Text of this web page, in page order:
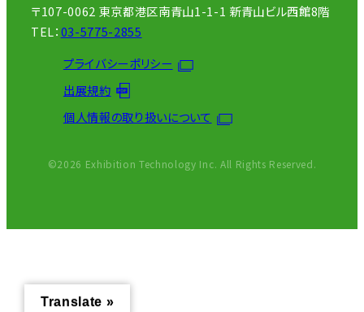
〒107-0062 東京都港区南青山1-1-1 新青山ビル西館8階
TEL：03-5775-2855
プライバシーポリシー
出展規約
個人情報の取り扱いについて
©2026 Exhibition Technology Inc. All Rights Reserved.
Translate »